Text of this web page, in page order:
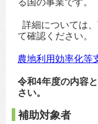
詳細については
て確認ください。
農地利用効率化等
令和4年度の内容
さい。
補助対象者